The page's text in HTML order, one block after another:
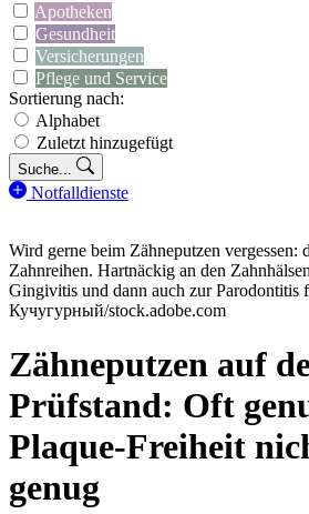
Apotheken
Gesundheit
Versicherungen
Pflege und Service
Sortierung nach:
Alphabet
Zuletzt hinzugefügt
Suche...
Notfalldienste
Wird gerne beim Zähneputzen vergessen:
Zahnreihen. Hartnäckig an den
Gingivitis und dann auch zur Parodontitis
Кучугурный/stock.adobe.com
Zähneputzen auf
Prüfstand: Oft
Plaque-Freiheit
genug